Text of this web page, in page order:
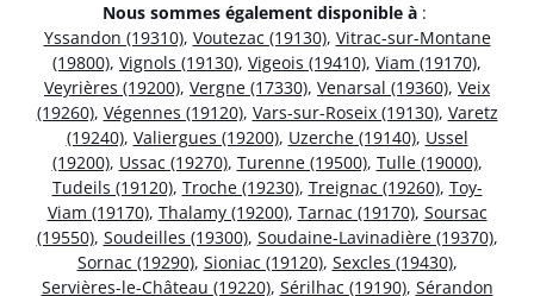
Nous sommes également disponible à :
Yssandon (19310), Voutezac (19130), Vitrac-sur-Montane
(19800), Vignols (19130), Vigeois (19410), Viam (19170),
Veyrières (19200), Vergne (17330), Venarsal (19360), Veix
(19260), Végennes (19120), Vars-sur-Roseix (19130), Varetz
(19240), Valiergues (19200), Uzerche (19140), Ussel
(19200), Ussac (19270), Turenne (19500), Tulle (19000),
Tudeils (19120), Troche (19230), Treignac (19260), Toy-
Viam (19170), Thalamy (19200), Tarnac (19170), Soursac
(19550), Soudeilles (19300), Soudaine-Lavinadière (19370),
Sornac (19290), Sioniac (19120), Sexcles (19430),
Servières-le-Château (19220), Sérilhac (19190), Sérandon